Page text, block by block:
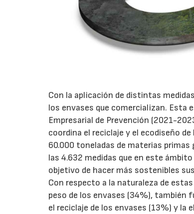
Con la aplicación de distintas
los envases que comercializan. Esta
Empresarial de Prevención (2021-
coordina el reciclaje y el ecodiseño
60.000 toneladas de materias primas
las 4.632 medidas que en este
objetivo de hacer más sostenibles
Con respecto a la naturaleza de
peso de los envases (34%),
el reciclaje de los envases (13%) y la